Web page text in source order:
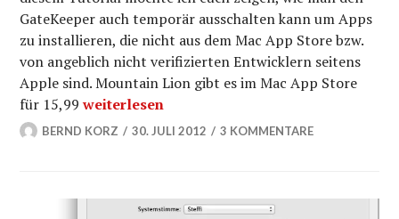
GateKeeper auch temporär ausschalten kann um Apps
zu installieren, die nicht aus dem Mac App Store bzw.
von angeblich nicht verifizierten Entwicklern seitens
Apple sind. Mountain Lion gibt es im Mac App Store
für 15,99Mountain Lion – Gatekeeper temporär Apps
weiterlesen
BERND KORZ 30. JULI 2012 3 KOMMENTARE